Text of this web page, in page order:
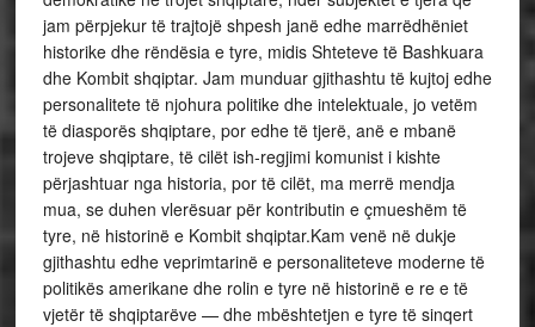
jam përpjekur të trajtojë shpesh janë edhe marrëdhëniet
historike dhe rëndësia e tyre, midis Shteteve të Bashkuara
dhe Kombit shqiptar. Jam munduar gjithashtu të kujtoj edhe
personalitete të njohura politike dhe intelektuale, jo vetëm
të diasporës shqiptare, por edhe të tjerë, anë e mbanë
trojeve shqiptare, të cilët ish-regjimi komunist i kishte
përjashtuar nga historia, por të cilët, ma merrë mendja
mua, se duhen vlerësuar për kontributin e çmueshëm të
tyre, në historinë e Kombit shqiptar.Kam venë në dukje
gjithashtu edhe veprimtarinë e personaliteteve moderne të
politikës amerikane dhe rolin e tyre në historinë e re e të
vjetër të shqiptarëve — dhe mbështetjen e tyre të sinqert